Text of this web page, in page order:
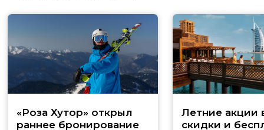
«Роза Хутор» открыл
раннее бронирование
Летние акции
скидки и